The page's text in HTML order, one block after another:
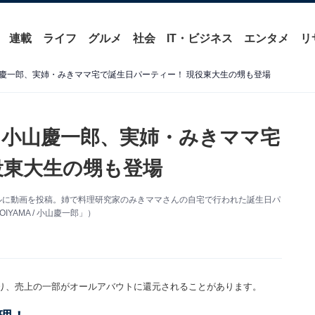
連載 ライフ グルメ 社会 IT・ビジネス エンタメ リ
一郎、実姉・みきママ宅で誕生日パーティー！ 現役東大生の甥も登場
山慶一郎、実姉・みきママ宅
大生の甥も登場
動画を投稿。姉で料理研究家のみきママさんの自宅で行われた誕生日パ
/ 小山慶一郎」）
売上の一部がオールアバウトに還元されることがあります。